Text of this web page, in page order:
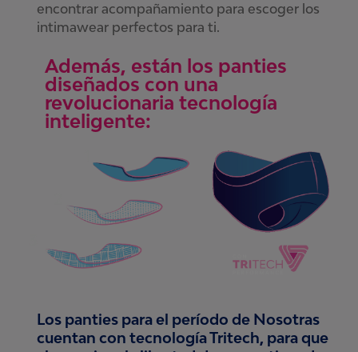
encontrar acompañamiento para escoger los
intimawear perfectos para ti.
Además, están los panties
diseñados con una
revolucionaria tecnología
inteligente:
Los panties para el período de Nosotras
cuentan con tecnología Tritech, para que